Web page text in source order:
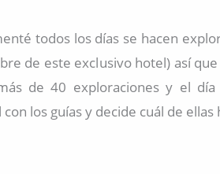
todos los días se hacen
de este exclusivo hotel) así
de 40 exploraciones y el
los guías y decide cuál de ellas